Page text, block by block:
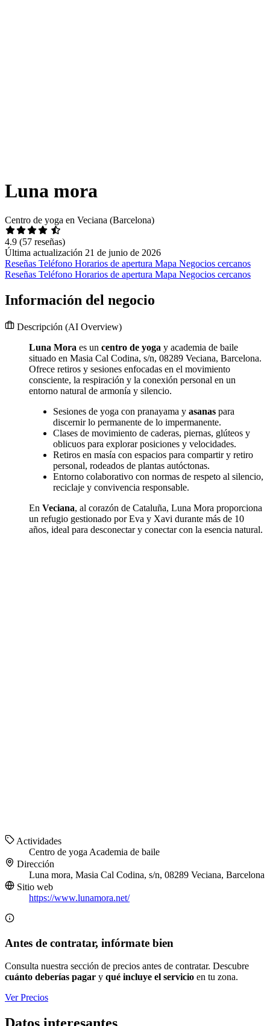
Luna mora
Centro de yoga en Veciana (Barcelona)
4.9 (57 reseñas)
Última actualización 21 de junio de 2026
Reseñas Teléfono Horarios de apertura Mapa Negocios cercanos
Reseñas Teléfono Horarios de apertura Mapa Negocios cercanos
Información del negocio
Descripción (AI Overview)
Luna Mora es un centro de yoga y academia de baile
situado en Masia Cal Codina, s/n, 08289 Veciana, Barcelona.
Ofrece retiros y sesiones enfocadas en el movimiento
consciente, la respiración y la conexión personal en un
entorno natural de armonía y silencio.
Sesiones de yoga con pranayama y asanas para
discernir lo permanente de lo impermanente.
Clases de movimiento de caderas, piernas, glúteos y
oblicuos para explorar posiciones y velocidades.
Retiros en masía con espacios para compartir y retiro
personal, rodeados de plantas autóctonas.
Entorno colaborativo con normas de respeto al silencio,
reciclaje y convivencia responsable.
En Veciana, al corazón de Cataluña, Luna Mora proporciona
un refugio gestionado por Eva y Xavi durante más de 10
años, ideal para desconectar y conectar con la esencia natural.
Actividades
Centro de yoga Academia de baile
Dirección
Luna mora, Masia Cal Codina, s/n, 08289 Veciana, Barcelona
Sitio web
https://www.lunamora.net/
Antes de contratar, infórmate bien
Consulta nuestra sección de precios antes de contratar. Descubre
cuánto deberías pagar y qué incluye el servicio en tu zona.
Ver Precios